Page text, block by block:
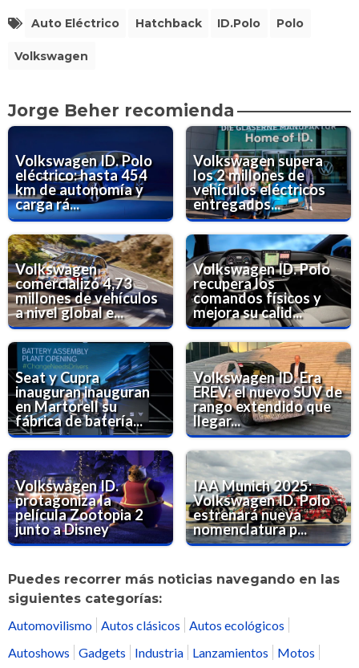
Auto Eléctrico Hatchback ID.Polo Polo
Volkswagen
Jorge Beher recomienda
Volkswagen ID. Polo
eléctrico: hasta 454
km de autonomía y
carga rá...
Volkswagen supera
los 2 millones de
vehículos eléctricos
entregados...
Volkswagen
comercializó 4,73
millones de vehículos
a nivel global e...
Volkswagen ID. Polo
recupera los
comandos físicos y
mejora su calid...
Seat y Cupra
inauguran inauguran
en Martorell su
fábrica de batería...
Volkswagen ID. Era
EREV: el nuevo SUV de
rango extendido que
llegar...
Volkswagen ID.
protagoniza la
película Zootopia 2
junto a Disney
IAA Munich 2025:
Volkswagen ID. Polo
estrenará nueva
nomenclatura p...
Puedes recorrer más noticias navegando en las
siguientes categorías:
Automovilismo Autos clásicos
Autos ecológicos
Autoshows
Gadgets Industria Lanzamientos Motos